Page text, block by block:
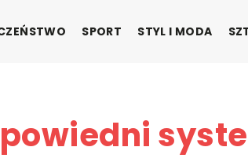
SPORT STYL I MODA